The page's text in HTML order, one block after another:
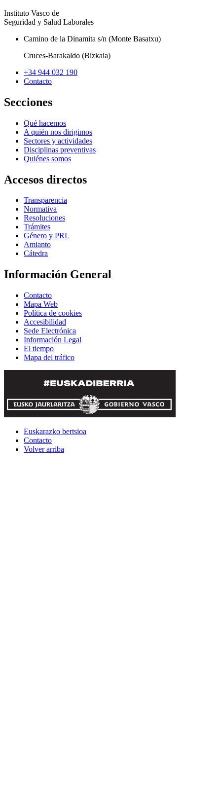
Instituto Vasco de
Seguridad y Salud Laborales
Camino de la Dinamita s/n (Monte Basatxu)
Cruces-Barakaldo (Bizkaia)
+34 944 032 190
Contacto
Secciones
Qué hacemos
A quién nos dirigimos
Sectores y actividades
Disciplinas preventivas
Quiénes somos
Accesos directos
Transparencia
Normativa
Resoluciones
Trámites
Género y PRL
Amianto
Cátedra
Información General
Contacto
Mapa Web
Política de cookies
Accesibilidad
Sede Electrónica
Información Legal
El tiempo
Mapa del tráfico
Euskarazko bertsioa
Contacto
Volver arriba